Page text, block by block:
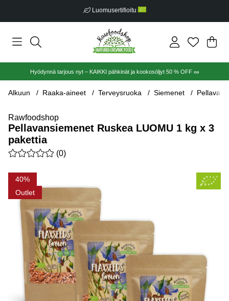
Luomusertifioitu
.
Hyödynnä tarjous nyt – KAIKKI pähkinät ja kookosöljyt 50 % OFF 🥜
Alkuun Raaka-aineet Terveysruoka Siemenet
Rawfoodshop
Pellavansiemenet Ruskea LUOMU 1 kg x 3
pakettia
Keskiarvoluokitus 0 / 5 Arvioiden määrä 0
(0)
40
Outlet
Tuotekuvat Pellavansiemenet Ruskea LUOMU 1 kg x 3